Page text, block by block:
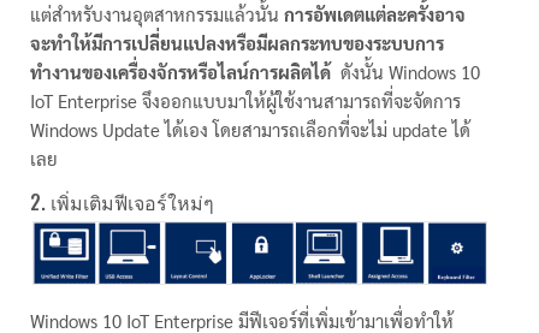
แต่สำหรับงานอุตสาหกรรมแล้วนั้น การอัพเดตแต่ละครั้งอาจ
จะทำให้มีการเปลี่ยนแปลงหรือมีผลกระทบของระบบการ
ทำงานของเครื่องจักรหรือไลน์การผลิตได้ ดังนั้น Windows 10
IoT Enterprise จึงออกแบบมาให้ผู้ใช้งานสามารถที่จะจัดการ
Windows Update ได้เอง โดยสามารถเลือกที่จะไม่ update ได้
เลย
2. เพิ่มเติมฟีเจอร์ใหม่ๆ
Windows 10 IoT Enterprise มีฟีเจอร์ที่เพิ่มเข้ามาเพื่อทำให้